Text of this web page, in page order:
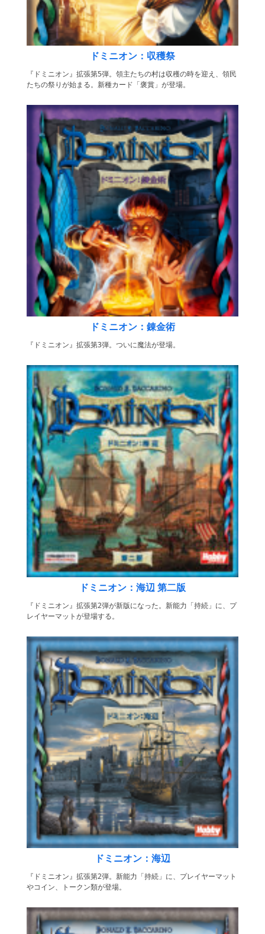
ドミニオン：収穫祭
『ドミニオン』拡張第5弾。領主たちの村は収穫の時を迎え、領民
たちの祭りが始まる。新種カード「褒賞」が登場。
ドミニオン：錬金術
『ドミニオン』拡張第3弾。ついに魔法が登場。
ドミニオン：海辺 第二版
『ドミニオン』拡張第2弾が新版になった。新能力「持続」に、プ
レイヤーマットが登場する。
ドミニオン：海辺
『ドミニオン』拡張第2弾。新能力「持続」に、プレイヤーマット
やコイン、トークン類が登場。